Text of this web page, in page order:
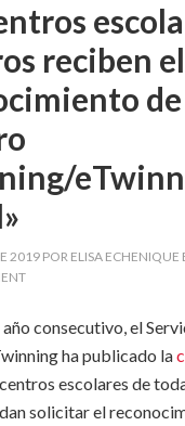
reciben el
de
2019 POR ELISA ECHENIQUE
consecutivo, el
ha publicado la
escolares de
solicitar el